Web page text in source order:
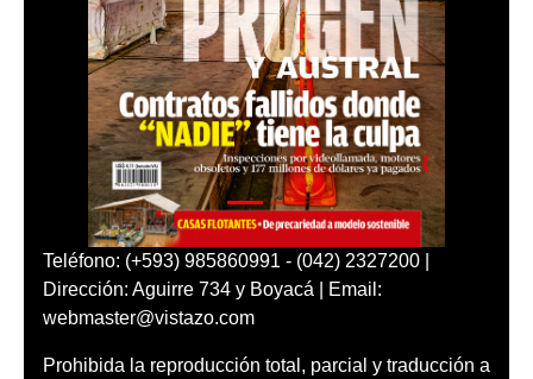
Teléfono: (+593) 985860991 - (042) 2327200 |
Dirección: Aguirre 734 y Boyacá | Email:
webmaster@vistazo.com
Prohibida la reproducción total, parcial y traducción a